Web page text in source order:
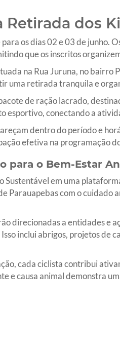
Retirada dos
os dias 02 e 03 de junho.
que os inscritos
na Rua Juruna, no bairro
uma retirada tranquila e
de ração lacrado,
esportivo, conectando a
dentro do período e
efetiva na programação
para o Bem-Estar
em uma
Parauapebas com o cuidado
direcionadas a entidades e
inclui abrigos, projetos de
cada ciclista contribui
e causa animal demonstra